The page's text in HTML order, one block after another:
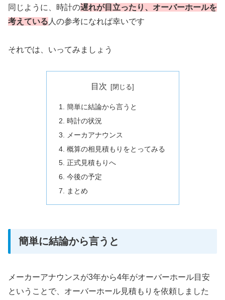
同じように、時計の遅れが目立ったり、オーバーホールを
考えている 人の参考になれば幸いです
それでは、いってみましょう
目次
簡単に結論から言うと
時計の状況
メーカアナウンス
概算の相見積もりをとってみる
正式見積もりへ
今後の予定
まとめ
簡単に結論から言うと
メーカーアナウンスが3年から4年がオーバーホール目安
ということで、オーバーホール見積もりを依頼しました